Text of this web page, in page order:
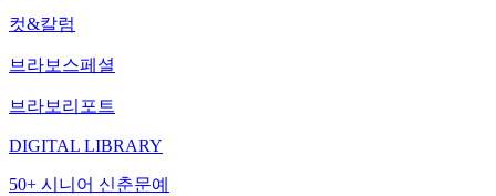
컷&칼럼
브라보스페셜
브라보리포트
DIGITAL LIBRARY
50+ 시니어 신춘문예